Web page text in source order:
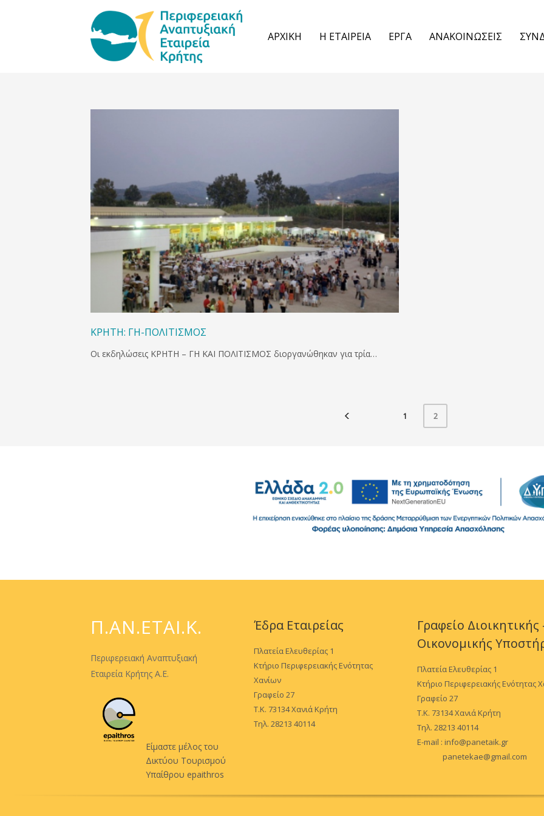
ΑΡΧΙΚΗ Η ΕΤΑΙΡΕΙΑ ΕΡΓΑ ΑΝΑΚΟΙΝΩΣΕΙΣ
ΚΡΗΤΗ: ΓΗ-ΠΟΛΙΤΙΣΜΟΣ
Οι εκδηλώσεις ΚΡΗΤΗ – ΓΗ ΚΑΙ ΠΟΛΙΤΙΣΜΟΣ διοργανώθηκαν για τρία…
1 2
Π.ΑΝ.ΕΤΑΙ.Κ.
Περιφερειακή Αναπτυξιακή
Εταιρεία Κρήτης Α.Ε.
Είμαστε μέλος του
Δικτύου Τουρισμού
Υπαίθρου epaithros
Έδρα Εταιρείας
Πλατεία Ελευθερίας 1
Κτήριο Περιφερειακής Ενότητας
Χανίων
Γραφείο 27
Τ.Κ. 73134 Χανιά Κρήτη
Τηλ. 28213 40114
Γραφείο Διοικητικής
Οικονομικής
Πλατεία Ελευθερίας 1
Κτήριο Περιφερειακής Ενότητας
Γραφείο 27
Τ.Κ. 73134 Χανιά Κρήτη
Τηλ. 28213 40114
E-mail : info@panetaik.gr
panetekae@gmail.com